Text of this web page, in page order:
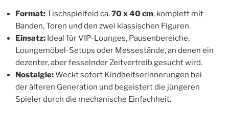
Format:Tischspielfeld ca.70 x 40 cm, komplett mit
Banden, Toren und den zwei klassischen Figuren.
Einsatz: Ideal für VIP-Lounges, Pausenbereiche,
Loungemöbel-Setups oder Messestände, an denen ein
dezenter, aber fesselnder Zeitvertreib gesucht wird.
Nostalgie:Weckt sofort Kindheitserinnerungen bei
der älteren Generation und begeistert die jüngeren
Spieler durch die mechanische Einfachheit.